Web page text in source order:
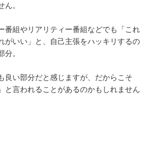
ん。
番組やリアリティー番組などでも「これ
がいい」と、自己主張をハッキリするの
。
良い部分だと感じますが、だからこそ
と言われることがあるのかもしれません